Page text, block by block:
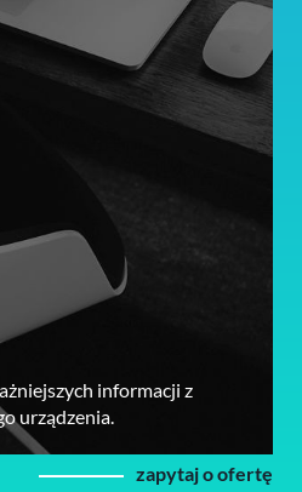
informacji z
urządzenia.
zapytaj o ofertę